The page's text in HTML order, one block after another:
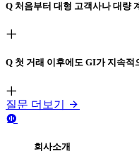
Q 처음부터 대형 고객사나 대량
Q 첫 거래 이후에도 GI가 지속적
질문 더보기
회사소개